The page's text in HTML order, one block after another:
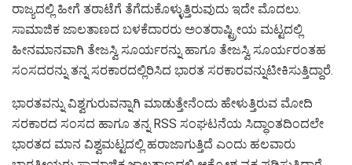
ರಾಜ್ಯದಲ್ಲಿ ಹೀಗೆ ತರಾಟೆಗೆ ತೆಗೆದುಕೊಳ್ಳುತ್ತಿರುವುದು ಇದೇ ಮೊದಲು.
ಸಾಮಾಜಿಕ ಜಾಲತಾಣದ ಬಳಕೆದಾರರು ಅಂತರಾಷ್ಟ್ರೀಯ ಮಟ್ಟದಲ್ಲಿ
ಹೀನಮಾನವಾಗಿ ತೇಜಸ್ವಿ ಸೂರ್ಯರನ್ನು ಹಾಗೂ ತೇಜಸ್ವಿ ಸೂರ್ಯರಂತಹ
ಸಂಸದರನ್ನು ತನ್ನ ಸರಕಾರದಲ್ಲಿರಿಸಿದ ಭಾರತ ಸರಕಾರವನ್ನುಟೀಕಿಸುತ್ತಿದ್ದಾರೆ.
ಭಾರತವನ್ನು ವಿಶ್ವಗುರುವನ್ನಾಗಿ ಮಾಡುತ್ತೇನೆಂದು ಹೇಳುತ್ತಿರುವ ಮೋದಿ
ಸರಕಾರದ ಸಂಸದ ಹಾಗೂ ತನ್ನ RSS ಸಂಘಟನೆಯ ಸಿದ್ಧಾಂತದಿಂದಲೇ
ಭಾರತದ ಮಾನ ವಿಶ್ವಮಟ್ಟದಲ್ಲಿ ಹರಾಜಾಗುತ್ತಿದೆ ಎಂದು ಹಲವಾರು